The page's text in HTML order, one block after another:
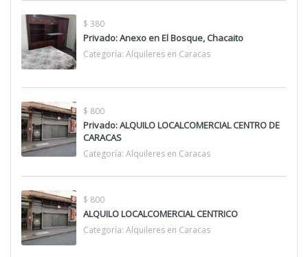
$ 380
Privado: Anexo en El Bosque, Chacaito
Categoría: Alquileres en Caracas
$ 800
Privado: ALQUILO LOCALCOMERCIAL CENTRO DE
CARACAS
Categoría: Alquileres en Caracas
$ 800
ALQUILO LOCALCOMERCIAL CENTRICO
Categoría: Alquileres en Caracas